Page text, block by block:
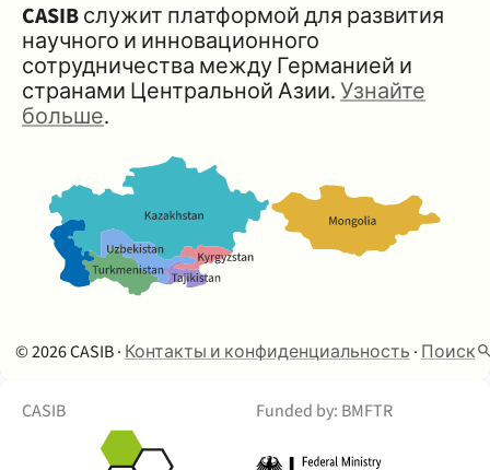
CASIBслужит платформой для развития
научного и инновационного
сотрудничества между Германией и
странами Центральной Азии.Узнайте
больше.
© 2026 CASIB ·Контакты и конфиденциальность·Поиск
CASIB Funded by: BMFTR